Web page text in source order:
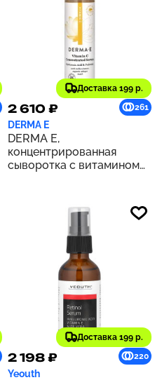
Доставка 199 р.
2 610 ₽ 261
DERMA E
DERMA E,
концентрированная
сыворотка с витамином
пробиотиками, 60 мл (2
Доставка 199 р.
2 198 ₽ 220
Yeouth